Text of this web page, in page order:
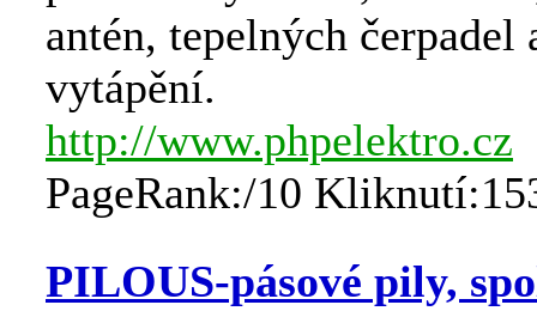
antén, tepelných čerpadel
vytápění.
http://www.phpelektro.cz
PageRank:/10
PILOUS-pásové pily,